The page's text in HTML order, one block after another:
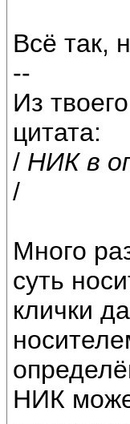
Всё так,
--
Из
цитата:
/ НИК в
/
Много
суть
клички
НИК